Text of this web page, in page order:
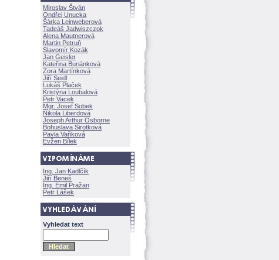
Miroslav Štván
Ondřej Unucka
rka Leinweberov
Tadeáš Jadwiszczok
Alena Mautnerov
Martin Petruň
Slavomír Kozák
Jan Geisler
Kateřina Buriánkov
Zora Martínkov
Jiří Seidl
Lukáš Plaček
Kristýna Loubalov
Petr Vacek
Mgr. Josef Sobek
Nikola Liberdov
Joseph Arthur Osborne
Bohuslava Sirotkov
Pavla Vaňkov
Evžen Bílek
Ing. Jan Kadlčík
Jiří Bene
Ing. Emil Pražan
Petr Lášek
Vyhledat text